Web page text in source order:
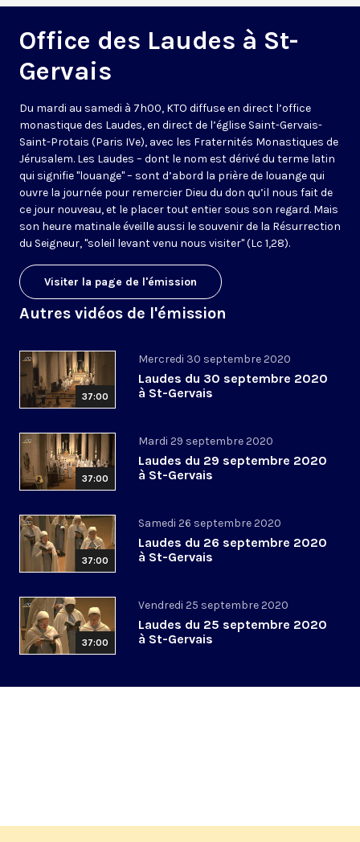
Office des Laudes à St-
Gervais
Du mardi au samedi à 7h00, KTO diffuse en direct l’office
monastique des Laudes, en direct de l’église Saint-Gervais-
Saint-Protais (Paris IVe), avec les Fraternités Monastiques de
Jérusalem. Les Laudes – dont le nom est dérivé du terme latin
qui signifie "louange" – sont d’abord la prière de louange qui
ouvre la journée pour remercier Dieu du don qu’il nous fait de
ce jour nouveau, et le placer tout entier sous son regard. Mais
son heure matinale éveille aussi le souvenir de la Résurrection
du Seigneur, "soleil levant venu nous visiter" (Lc 1,28).
Visiter la page de l'émission
Autres vidéos de l'émission
37:00
Mercredi 30 septembre 2020
Laudes du 30 septembre 2020
à St-Gervais
37:00
Mardi 29 septembre 2020
Laudes du 29 septembre 2020
à St-Gervais
37:00
Samedi 26 septembre 2020
Laudes du 26 septembre 2020
à St-Gervais
37:00
Vendredi 25 septembre 2020
Laudes du 25 septembre 2020
à St-Gervais